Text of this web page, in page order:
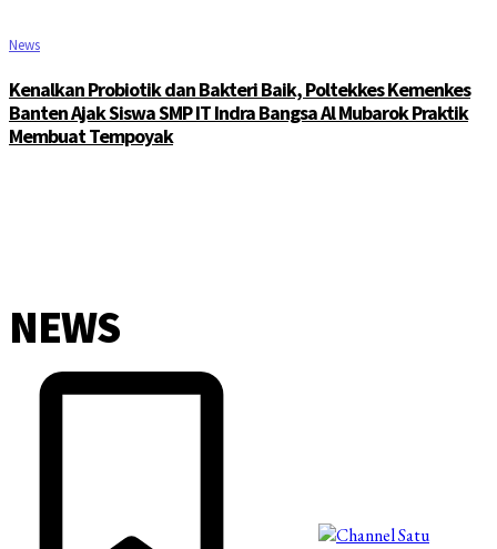
News
Kenalkan Probiotik dan Bakteri Baik, Poltekkes Kemenkes
Banten Ajak Siswa SMP IT Indra Bangsa Al Mubarok Praktik
Membuat Tempoyak
NEWS